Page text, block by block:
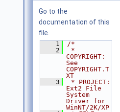
Go to the
documentation of this
file.
    1
/*
    2
*
COPYRIGHT:
See
COPYRIGHT.T
XT
    3
* PROJECT:
Ext2 File
System
Driver for
WinNT/2K/XP